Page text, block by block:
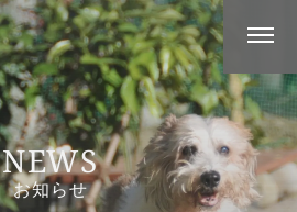
NEWS
お知らせ